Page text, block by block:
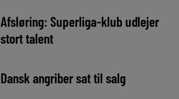
Afsløring: Superliga-klub udlejer
stort talent
Dansk angriber sat til salg